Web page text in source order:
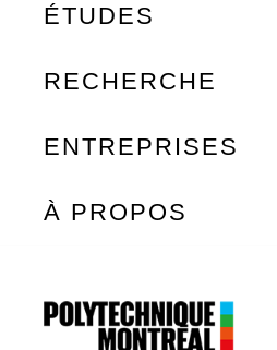
ÉTUDES
RECHERCHE
ENTREPRISES
À PROPOS